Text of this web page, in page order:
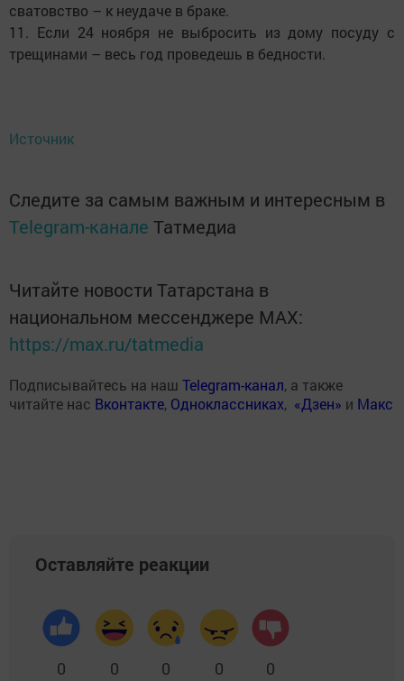
сватовство – к неудаче в браке.
11. Если 24 ноября не выбросить из дому посуду с
трещинами – весь год проведешь в бедности.
Источник
Следите за самым важным и интересным в
Telegram-канале Татмедиа
Читайте новости Татарстана в
национальном мессенджере MАХ:
https://max.ru/tatmedia
Подписывайтесь на наш Telegram-канал, а также
читайте нас Вконтакте, Одноклассниках, «Дзен» и Макс
Оставляйте реакции
0 0 0 0 0